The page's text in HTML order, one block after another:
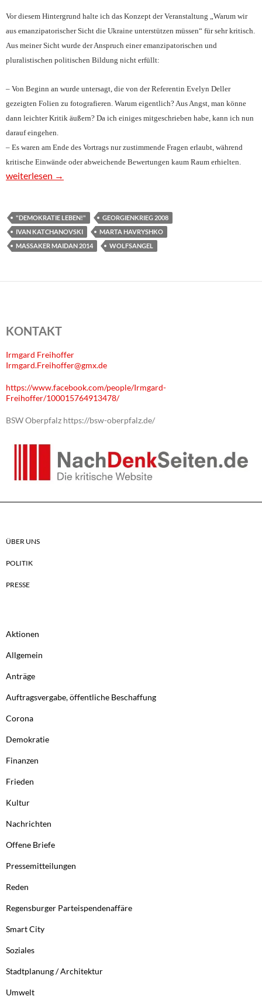
Vor diesem Hintergrund halte ich das Konzept der Veranstaltung „Warum wir
aus emanzipatorischer Sicht die Ukraine unterstützen müssen“ für sehr kritisch.
Aus meiner Sicht wurde der Anspruch einer emanzipatorischen und
pluralistischen politischen Bildung nicht erfüllt:
– Von Beginn an wurde untersagt, die von der Referentin Evelyn Deller
gezeigten Folien zu fotografieren. Warum eigentlich? Aus Angst, man könne
dann leichter Kritik äußern? Da ich einiges mitgeschrieben habe, kann ich nun
darauf eingehen.
– Es waren am Ende des Vortrags nur zustimmende Fragen erlaubt, während
kritische Einwände oder abweichende Bewertungen kaum Raum erhielten.
„Demokratie leben!“ – Wie mit Steuermitteln Meinungsvielfalt
weiterlesen →
"DEMOKRATIE LEBEN!"
GEORGIENKRIEG 2008
IVAN KATCHANOVSKI
MARTA HAVRYSHKO
MASSAKER MAIDAN 2014
WOLFSANGEL
KONTAKT
Irmgard Freihoffer
Irmgard.Freihoffer@gmx.de
https://www.facebook.com/people/Irmgard-
Freihoffer/100015764913478/
BSW Oberpfalz https://bsw-oberpfalz.de/
ÜBER UNS
POLITIK
PRESSE
Aktionen
Allgemein
Anträge
Auftragsvergabe, öffentliche Beschaffung
Corona
Demokratie
Finanzen
Frieden
Kultur
Nachrichten
Offene Briefe
Pressemitteilungen
Reden
Regensburger Parteispendenaffäre
Smart City
Soziales
Stadtplanung / Architektur
Umwelt